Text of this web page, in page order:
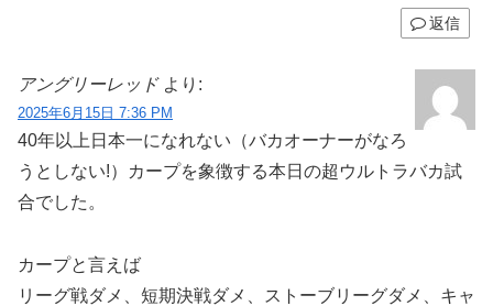
返信
アングリーレッド より:
2025年6月15日 7:36 PM
40年以上日本一になれない（バカオーナーがなろ
うとしない!）カープを象徴する本日の超ウルトラバカ試
合でした。
カープと言えば
リーグ戦ダメ、短期決戦ダメ、ストーブリーグダメ、キャ